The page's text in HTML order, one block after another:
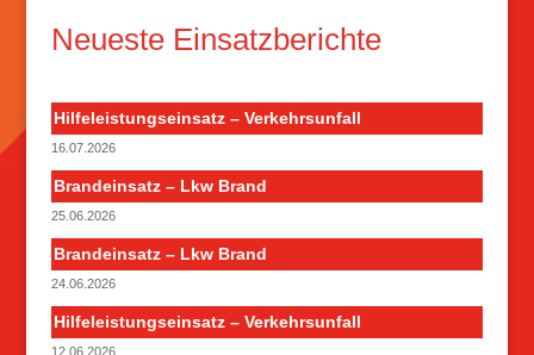
Neueste Einsatzberichte
Hilfeleistungseinsatz – Verkehrsunfall
16.07.2026
Brandeinsatz – Lkw Brand
25.06.2026
Brandeinsatz – Lkw Brand
24.06.2026
Hilfeleistungseinsatz – Verkehrsunfall
12.06.2026